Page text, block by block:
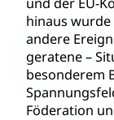
hinaus
andere
geratene –
besonderem
Föderation